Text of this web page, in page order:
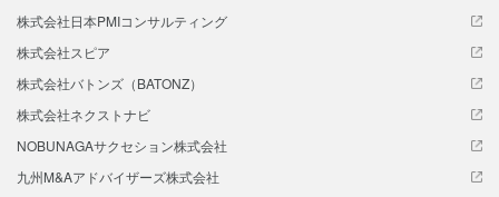
株式会社日本PMIコンサルティング
株式会社スピア
株式会社バトンズ（BATONZ）
株式会社ネクストナビ
NOBUNAGAサクセション株式会社
九州M&Aアドバイザーズ株式会社